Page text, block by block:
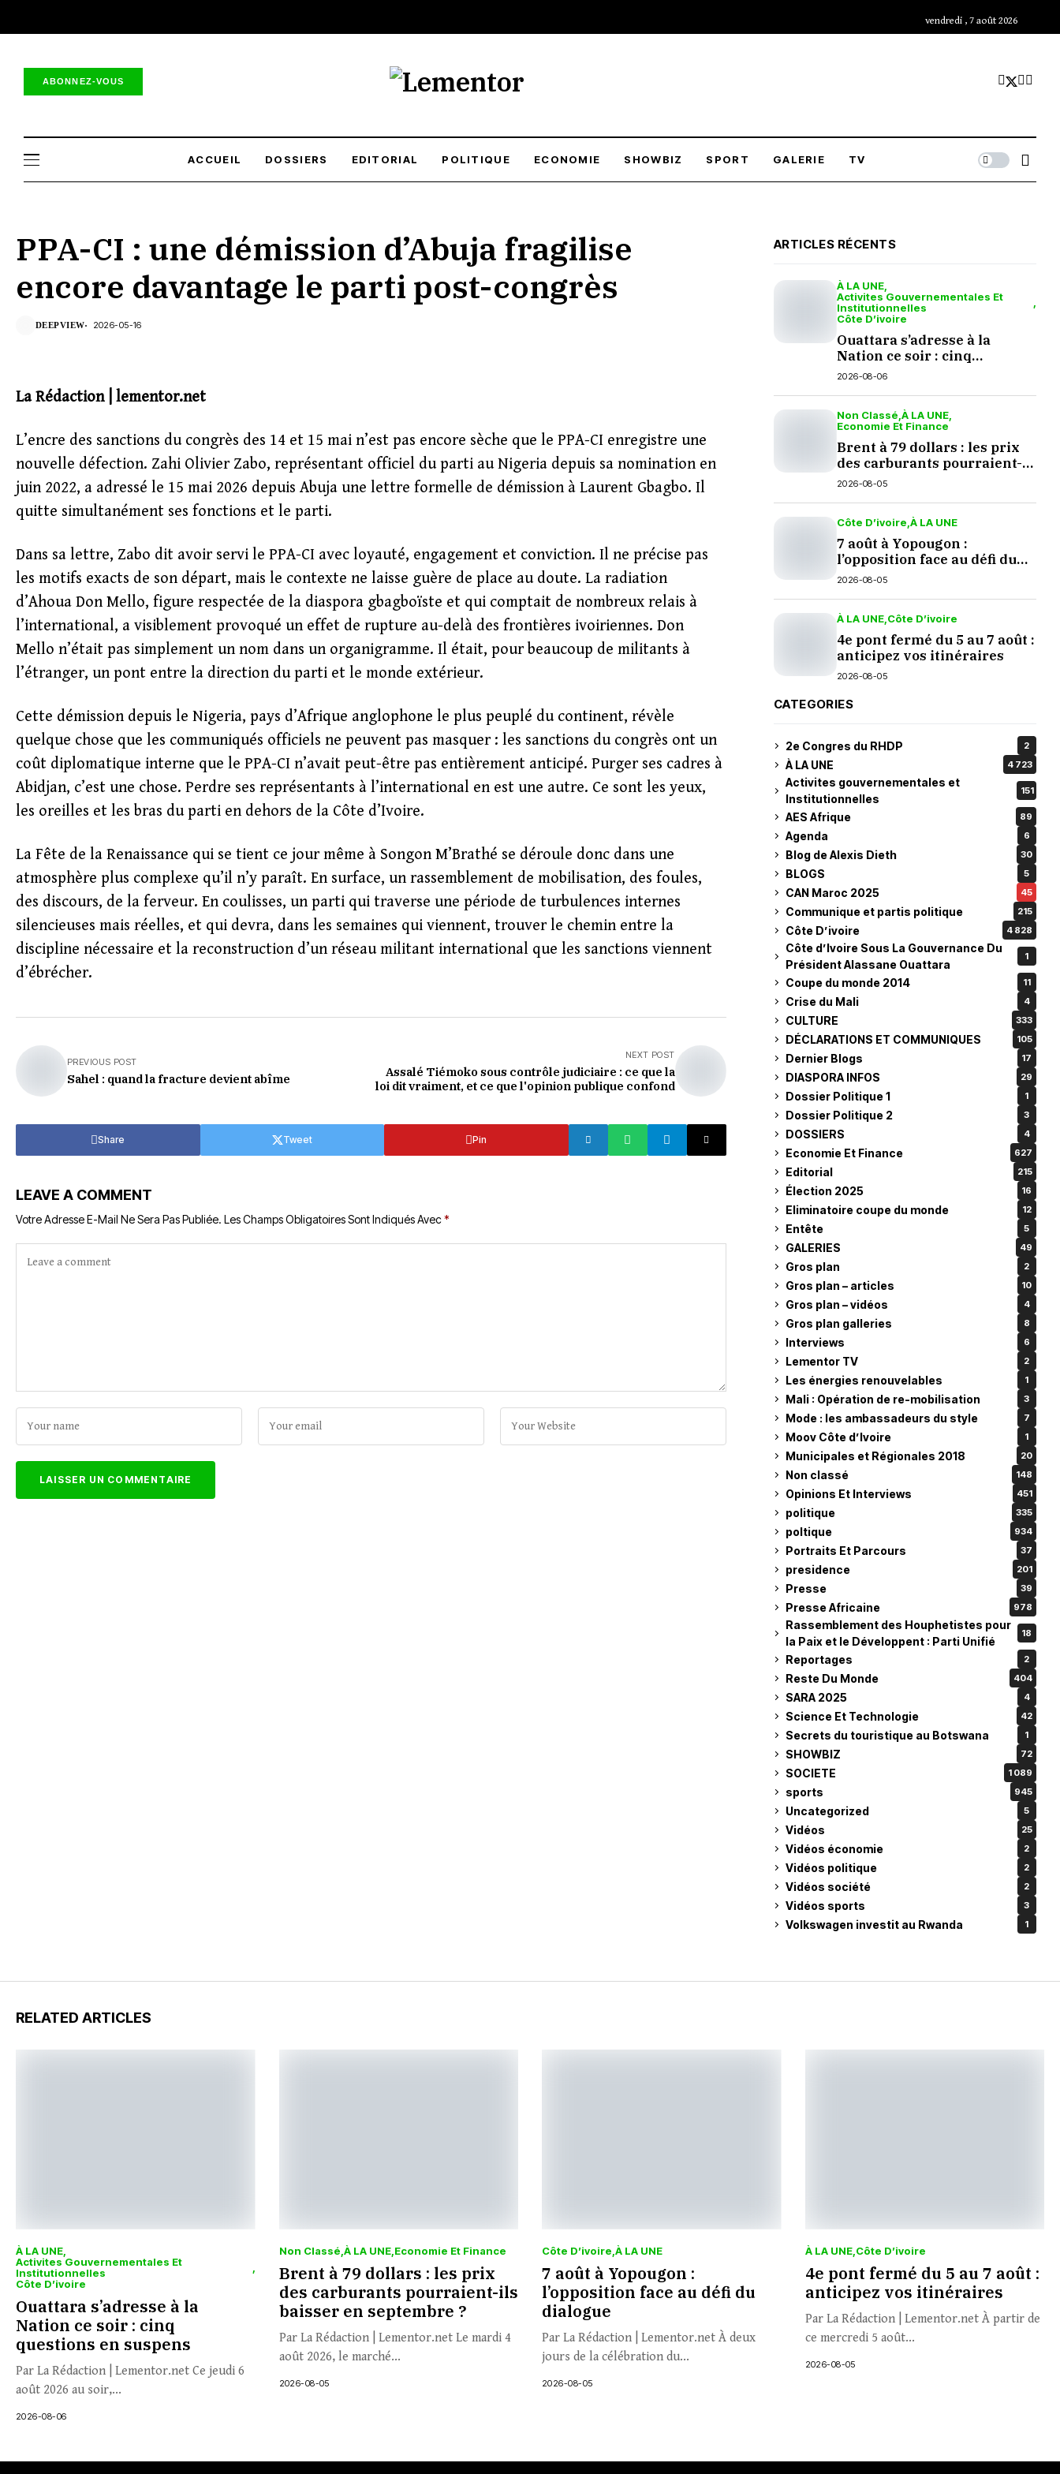
vendredi , 7 août 2026
ABONNEZ-VOUS
ACCUEIL DOSSIERS EDITORIAL POLITIQUE ECONOMIE SHOWBIZ SPORT GALERIE TV
PPA-CI : une démission d’Abuja fragilise
encore davantage le parti post-congrès
DEEPVIEW 2026-05-16
La Rédaction | lementor.net
L’encre des sanctions du congrès des 14 et 15 mai n’est pas encore sèche que le PPA-CI enregistre une
nouvelle défection. Zahi Olivier Zabo, représentant officiel du parti au Nigeria depuis sa nomination en
juin 2022, a adressé le 15 mai 2026 depuis Abuja une lettre formelle de démission à Laurent Gbagbo. Il
quitte simultanément ses fonctions et le parti.
Dans sa lettre, Zabo dit avoir servi le PPA-CI avec loyauté, engagement et conviction. Il ne précise pas
les motifs exacts de son départ, mais le contexte ne laisse guère de place au doute. La radiation
d’Ahoua Don Mello, figure respectée de la diaspora gbagboïste et qui comptait de nombreux relais à
l’international, a visiblement provoqué un effet de rupture au-delà des frontières ivoiriennes. Don
Mello n’était pas simplement un nom dans un organigramme. Il était, pour beaucoup de militants à
l’étranger, un pont entre la direction du parti et le monde extérieur.
Cette démission depuis le Nigeria, pays d’Afrique anglophone le plus peuplé du continent, révèle
quelque chose que les communiqués officiels ne peuvent pas masquer : les sanctions du congrès ont un
coût diplomatique interne que le PPA-CI n’avait peut-être pas entièrement anticipé. Purger ses cadres à
Abidjan, c’est une chose. Perdre ses représentants à l’international en est une autre. Ce sont les yeux,
les oreilles et les bras du parti en dehors de la Côte d’Ivoire.
La Fête de la Renaissance qui se tient ce jour même à Songon M’Brathé se déroule donc dans une
atmosphère plus complexe qu’il n’y paraît. En surface, un rassemblement de mobilisation, des foules,
des discours, de la ferveur. En coulisses, un parti qui traverse une période de turbulences internes
silencieuses mais réelles, et qui devra, dans les semaines qui viennent, trouver le chemin entre la
discipline nécessaire et la reconstruction d’un réseau militant international que les sanctions viennent
d’ébrécher.
PREVIOUS POST
Sahel : quand la fracture devient abîme
NEXT POST
Assalé Tiémoko sous contrôle judiciaire : ce que la
loi dit vraiment, et ce que l'opinion publique confond
Share Tweet Pin
LEAVE A COMMENT
Votre Adresse E-Mail Ne Sera Pas Publiée. Les Champs Obligatoires Sont Indiqués Avec*
ARTICLES RÉCENTS
À LA UNE
Activites Gouvernementales Et
Institutionnelles
Côte D’ivoire
Ouattara s’adresse à la
Nation ce soir : cinq
questions en suspens
2026-08-06
Non Classé À LA UNE
Economie Et Finance
Brent à 79 dollars : les prix
des carburants pourraient-
ils baisser en septembre ?
2026-08-05
Côte D’ivoire À LA UNE
7 août à Yopougon :
l’opposition face au défi du
dialogue
2026-08-05
À LA UNE Côte D’ivoire
4e pont fermé du 5 au 7 août :
anticipez vos itinéraires
2026-08-05
CATEGORIES
2e Congres du RHDP 2
À LA UNE 4 723
Activites gouvernementales et
Institutionnelles
151
AES Afrique 89
Agenda 6
Blog de Alexis Dieth 30
BLOGS 5
CAN Maroc 2025 45
Communique et partis politique 215
Côte D’ivoire 4 828
Côte d’Ivoire Sous La Gouvernance Du
Président Alassane Ouattara
1
Coupe du monde 2014 11
Crise du Mali 4
CULTURE 333
DÉCLARATIONS ET COMMUNIQUES 105
Dernier Blogs 17
DIASPORA INFOS 29
Dossier Politique 1 1
Dossier Politique 2 3
DOSSIERS 4
Economie Et Finance 627
Editorial 215
Élection 2025 16
Eliminatoire coupe du monde 12
Entête 5
GALERIES 49
Gros plan 2
Gros plan – articles 10
Gros plan – vidéos 4
Gros plan galleries 8
Interviews 6
Lementor TV 2
Les énergies renouvelables 1
Mali : Opération de re-mobilisation 3
Mode : les ambassadeurs du style 7
Moov Côte d’Ivoire 1
Municipales et Régionales 2018 20
Non classé 148
Opinions Et Interviews 451
politique 335
poltique 934
Portraits Et Parcours 37
presidence 201
Presse 39
Presse Africaine 978
Rassemblement des Houphetistes pour
la Paix et le Développent : Parti Unifié
18
Reportages 2
Reste Du Monde 404
SARA 2025 4
Science Et Technologie 42
Secrets du touristique au Botswana 1
SHOWBIZ 72
SOCIETE 1 089
sports 945
Uncategorized 5
Vidéos 25
Vidéos économie 2
Vidéos politique 2
Vidéos société 2
Vidéos sports 3
Volkswagen investit au Rwanda 1
RELATED ARTICLES
À LA UNE
Activites Gouvernementales Et
Institutionnelles
Côte D’ivoire
Ouattara s’adresse à la
Nation ce soir : cinq
questions en suspens
Par La Rédaction | Lementor.net Ce jeudi 6
août 2026 au soir,...
2026-08-06
Non Classé À LA UNE Economie Et Finance
Brent à 79 dollars : les prix
des carburants pourraient-ils
baisser en septembre ?
Par La Rédaction | Lementor.net Le mardi 4
août 2026, le marché...
2026-08-05
Côte D’ivoire À LA UNE
7 août à Yopougon :
l’opposition face au défi du
dialogue
Par La Rédaction | Lementor.net À deux
jours de la célébration du...
2026-08-05
À LA UNE Côte D’ivoire
4e pont fermé du 5 au 7 août :
anticipez vos itinéraires
Par La Rédaction | Lementor.net À partir de
ce mercredi 5 août...
2026-08-05